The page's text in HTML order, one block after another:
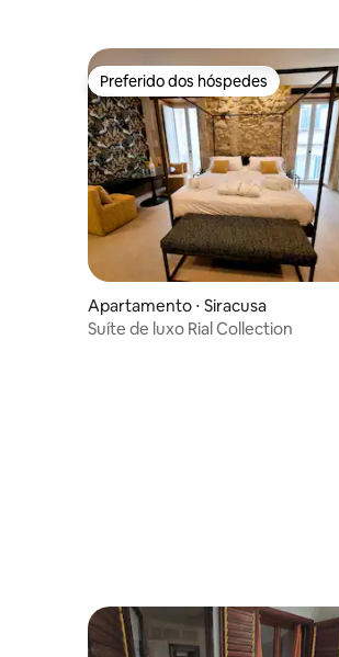
Preferido dos hóspedes
Preferido dos hóspedes
Apartamento ⋅ Siracusa
Suíte de luxo Rial Collection